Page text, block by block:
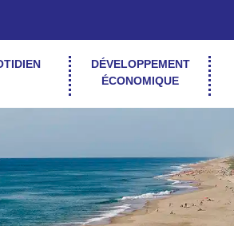
DÉVELOPPEMENT
ÉCONOMIQUE